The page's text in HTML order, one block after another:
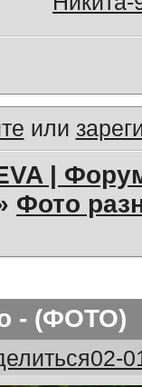
или
|
Фото
- (ФОТО)
02-